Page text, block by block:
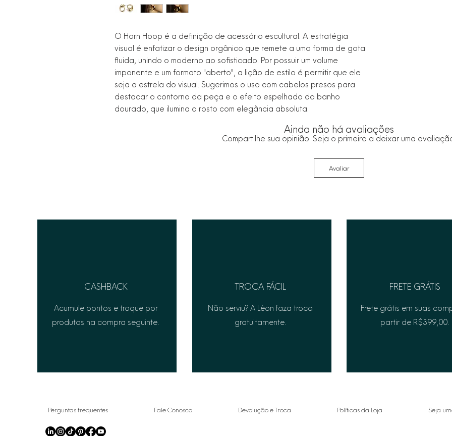
O Horn Hoop é a definição de acessório escultural. A estratégia
visual é enfatizar o design orgânico que remete a uma forma de gota
fluida, unindo o moderno ao sofisticado. Por possuir um volume
imponente e um formato "aberto", a lição de estilo é permitir que ele
seja a estrela do visual. Sugerimos o uso com cabelos presos para
destacar o contorno da peça e o efeito espelhado do banho
dourado, que ilumina o rosto com elegância absoluta.
Ainda não há avaliações
Compartilhe sua opinião. Seja o primeiro a deixar uma
Avaliar
FRETE GRÁTIS
Frete grátis em suas
partir de R$399,00.
TROCA FÁCIL
Não serviu? A Lèon faza troca
gratuitamente.
CASHBACK
Acumule pontos e troque por
produtos na compra seguinte.
Perguntas frequentes Fale Conosco Devolução e Troca Políticas da Loja Seja